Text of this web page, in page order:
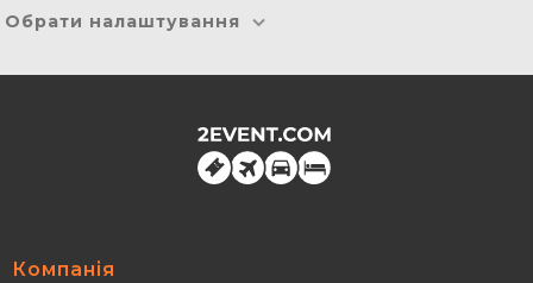
Обрати налаштування
Компанія